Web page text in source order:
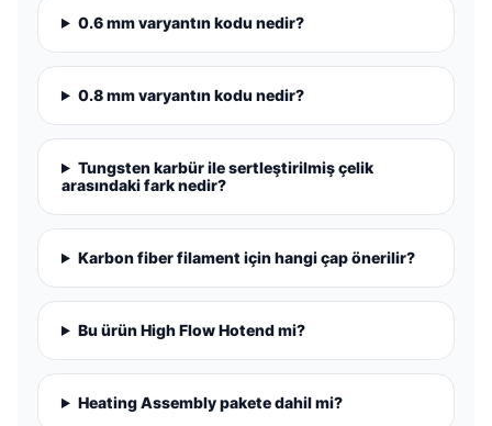
0.6 mm varyantın kodu nedir?
0.8 mm varyantın kodu nedir?
Tungsten karbür ile sertleştirilmiş çelik
arasındaki fark nedir?
Karbon fiber filament için hangi çap önerilir?
Bu ürün High Flow Hotend mi?
Heating Assembly pakete dahil mi?